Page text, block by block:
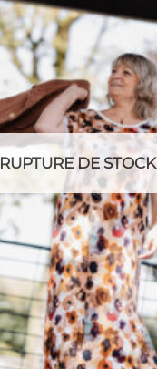
RUPTURE DE STOCK